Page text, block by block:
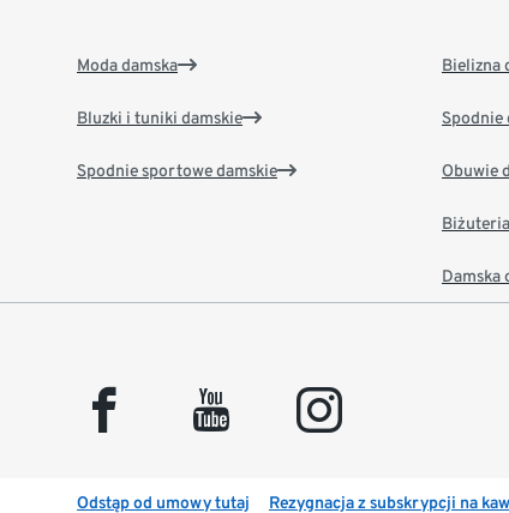
Moda damska
Bluzki i tuniki damskie
Spodnie sportowe damskie
Bielizna
Spodnie
Obuwie
Damska
facebook youtube instagram
Odstąp od umowy tutaj Rezygnacja z subskrypcji na